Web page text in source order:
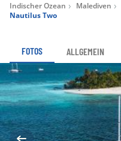
Indischer Ozean Malediven
Nautilus Two
FOTOS ALLGEMEIN